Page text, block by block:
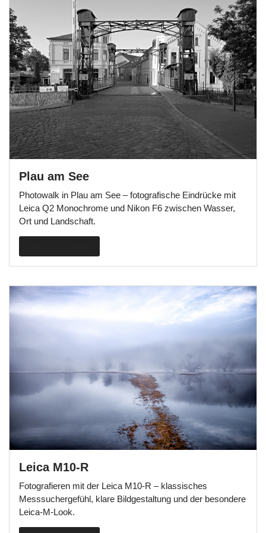
Plau am See
Photowalk in Plau am See – fotografische Eindrücke mit
Leica Q2 Monochrome und Nikon F6 zwischen Wasser,
Ort und Landschaft.
Leica M10-R
Fotografieren mit der Leica M10-R – klassisches
Messsuchergefühl, klare Bildgestaltung und der besondere
Leica-M-Look.